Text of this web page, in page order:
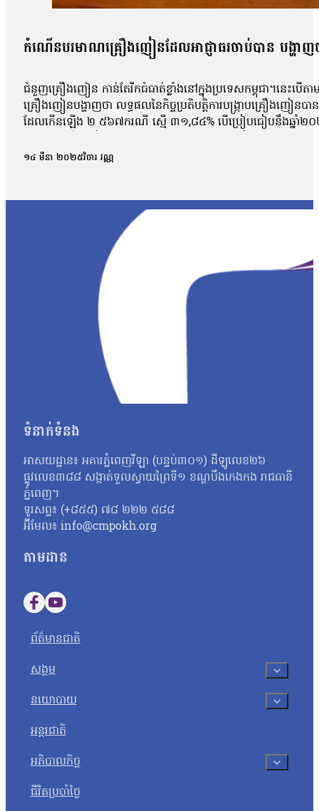
កំណើនបរមាណគ្រឿងញៀនដែលអាជ្ញាធរចាប់បាន បង្ហ
ជំនួញគ្រឿងញៀន កាន់តែរីកធំធាត់ខ្លាំងនៅក្នុងប្រទេសកម្ពុជា។នេះបើត
គ្រឿងញៀនបង្ហាញថា លទ្ធផលនៃកិច្ចប្រតិបត្តិការបង្រ្កាបគ្រឿងញ
ដែលកើនឡើង ២ ៥៦៧ករណី ស្មើ ៣១,៨៤% បើប្រៀបធៀបនឹងឆ្នាំ
ត្រីកោណមាស។ អាជ្ញាធរបញ្ជាក់ថា គ្រឿងញៀន ដែលចាប់រឹបអូសរួមម
ឱ្យដកខ្លួនចេញជាបន្ទាន់។ ចំពោះមន្ត្រីមានសមត្ថកិច្ចទាំងអស់ចាំបាច់ត្
១៤ មីនា ២០២៥វិចារ វណ្ណ
ទំនាក់ទំនង
អាសយដ្ឋាន៖ អគារភ្នំពេញវីឡា (បន្ទប់៣០១) ដីឡូលេខ២៦
ផ្លូវលេខ៣៨៨ សង្កាត់ទួលស្វាយព្រៃទី១ ខណ្ឌបឹងកេងកង រាជធានី
ភ្នំពេញ។
ទូរសព្ទ៖ (+៨៥៥) ៧៨ ២២២ ៥៨៨
អ៊ីមែល៖ info@cmpokh.org
តាមដាន
Follow us on Facebook
Follow us on YouTube
ព័ត៌មានជាតិ
សង្គម
នយោបាយ
អន្តរជាតិ
អភិបាលកិច្ច
ជីវិតប្រចាំថ្ងៃ